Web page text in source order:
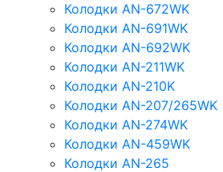
Колодки AN-672WK
Колодки AN-691WK
Колодки AN-692WK
Колодки AN-211WK
Колодки AN-210K
Колодки AN-207/265WK
Колодки AN-274WK
Колодки AN-459WK
Колодки AN-265